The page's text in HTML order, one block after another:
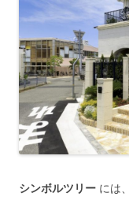
シンボルツリー には、